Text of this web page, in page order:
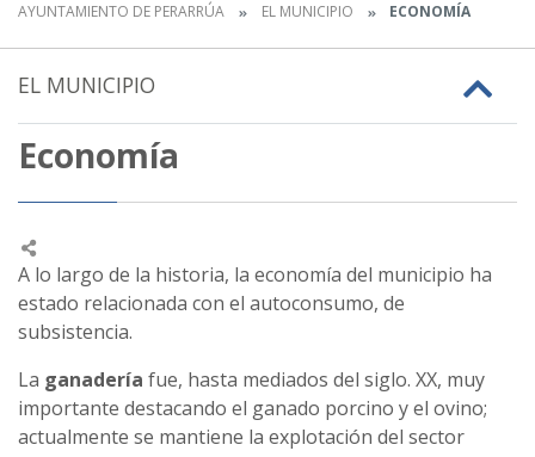
AYUNTAMIENTO DE PERARRÚA EL MUNICIPIO ECONOMÍA
EL MUNICIPIO
Economía
A lo largo de la historia, la economía del municipio ha
estado relacionada con el autoconsumo, de
subsistencia.
La ganadería fue, hasta mediados del siglo. XX, muy
importante destacando el ganado porcino y el ovino;
actualmente se mantiene la explotación del sector